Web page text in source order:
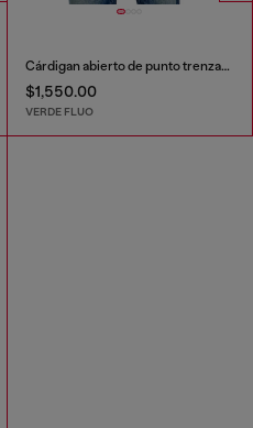
Cárdigan abierto de punto trenzado floral
$1,550.00
VERDE FLUO